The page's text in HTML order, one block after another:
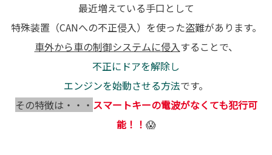
最近増えている手口として
特殊装置（CANへの不正侵入）を使った盗難があります。
車外から車の制御システムに侵入することで、
不正にドアを解除し
エンジンを始動させる方法です。
その特徴は・・・ スマートキーの電波がなくても犯行可
能！！ 😱